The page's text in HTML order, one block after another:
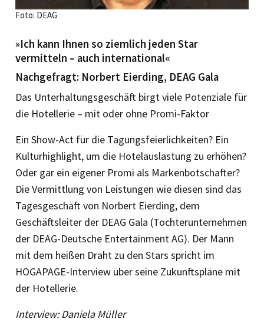
Foto: DEAG
»Ich kann Ihnen so ziemlich jeden Star
vermitteln – auch international«
Nachgefragt: Norbert Eierding, DEAG Gala
Das Unterhaltungsgeschäft birgt viele Potenziale für
die Hotellerie – mit oder ohne Promi-Faktor
Ein Show-Act für die Tagungsfeierlichkeiten? Ein
Kulturhighlight, um die Hotelauslastung zu erhöhen?
Oder gar ein eigener Promi als Markenbotschafter?
Die Vermittlung von Leistungen wie diesen sind das
Tagesgeschäft von Norbert Eierding, dem
Geschäftsleiter der DEAG Gala (Tochterunternehmen
der DEAG-Deutsche Entertainment AG). Der Mann
mit dem heißen Draht zu den Stars spricht im
HOGAPAGE-Interview über seine Zukunftspläne mit
der Hotellerie.
Interview: Daniela Müller